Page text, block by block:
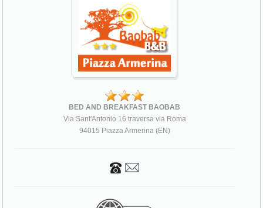
BED AND BREAKFAST BAOBAB
Via Sant'Antonio 16 traversa via Roma
94015 Piazza Armerina (EN)